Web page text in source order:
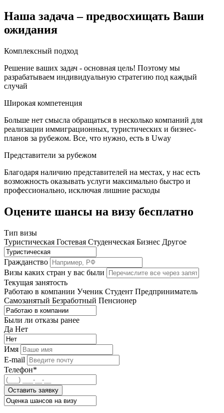
Наша задача – предвосхищать Ваши
ожидания
Комплексный подход
Решение ваших задач - основная цель! Поэтому мы
разрабатываем индивидуальную стратегию под каждый
случай
Широкая компетенция
Больше нет смысла обращаться в несколько компаний для
реализации иммиграционных, туристических и бизнес-
планов за рубежом. Все, что нужно, есть в Uway
Представители за рубежом
Благодаря наличию представителей на местах, у нас есть
возможность оказывать услуги максимально быстро и
профессионально, исключая лишние расходы
Оцените шансы на визу бесплатно
Тип визы
Туристическая Гостевая Студенческая Бизнес Другое
Гражданство
Визы каких стран у вас были
Текущая занятость
Работаю в компании Ученик Студент Предприниматель
Самозанятый Безработный Пенсионер
Были ли отказы ранее
Да Нет
Имя
E-mail
Телефон*
Оставить заявку